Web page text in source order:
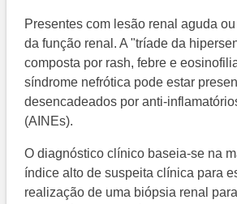
Presentes com lesão renal aguda
da função renal. A "tríade da
composta por rash, febre e
síndrome nefrótica pode estar
desencadeados por anti-
(AINEs).
O diagnóstico clínico baseia-se na
índice alto de suspeita clínica para
realização de uma biópsia renal